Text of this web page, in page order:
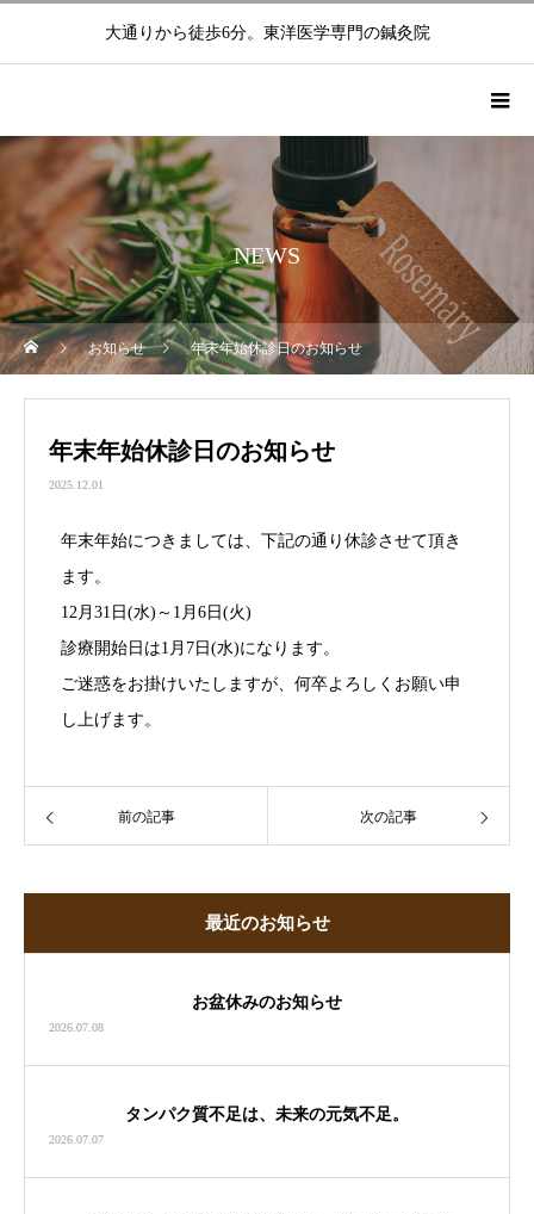
大通りから徒歩6分。東洋医学専門の鍼灸院
NEWS
お知らせ 年末年始休診日のお知らせ
年末年始休診日のお知らせ
2025.12.01
年末年始につきましては、下記の通り休診させて頂き
ます。
12月31日(水)～1月6日(火)
診療開始日は1月7日(水)になります。
ご迷惑をお掛けいたしますが、何卒よろしくお願い申
し上げます。
前の記事 次の記事
最近のお知らせ
お盆休みのお知らせ
2026.07.08
タンパク質不足は、未来の元気不足。
2026.07.07